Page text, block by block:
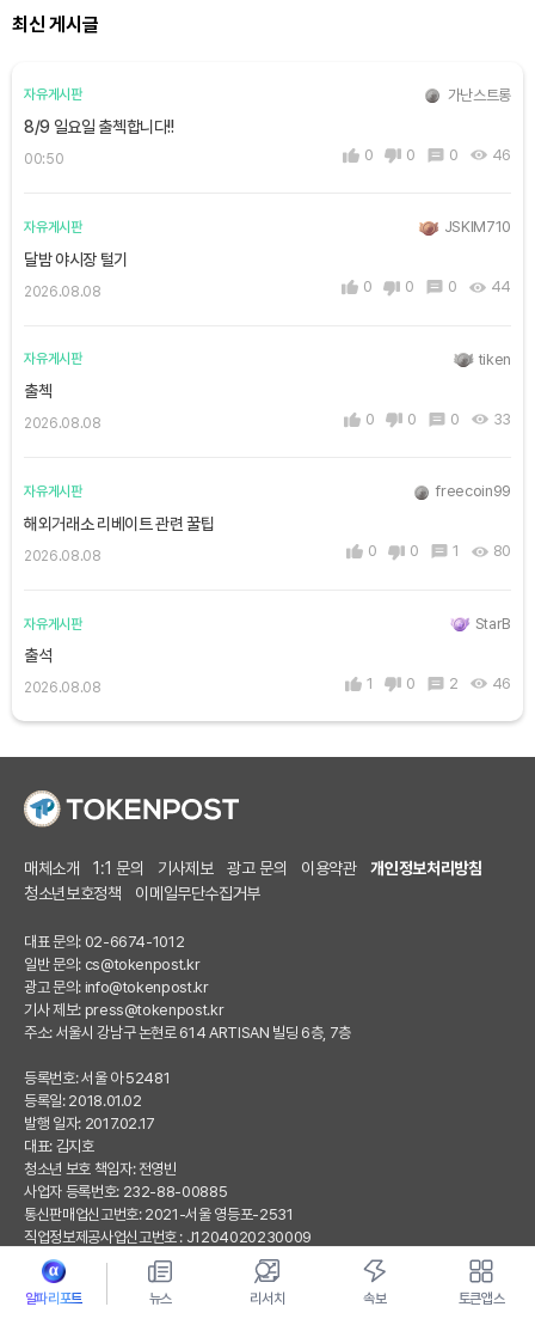
알파리포트 뉴스 리서치 속보 토큰앱스
최신 게시글
자유게시판 가난스트롱
8/9 일요일 출첵합니다!!
00:50 0 0 0 46
자유게시판 JSKIM710
달밤 야시장 털기
2026.08.08 0 0 0 44
자유게시판 tiken
출첵
2026.08.08 0 0 0 33
자유게시판 freecoin99
해외거래소 리베이트 관련 꿀팁
2026.08.08 0 0 1 80
자유게시판 StarB
출석
2026.08.08 1 0 2 46
매체소개 1:1 문의 기사제보 광고 문의 이용약관
개인정보처리방침
청소년보호정책
이메일무단수집거부
대표 문의: 02-6674-1012
일반 문의: cs@tokenpost.kr
광고 문의: info@tokenpost.kr
기사 제보: press@tokenpost.kr
주소: 서울시 강남구 논현로 614 ARTISAN 빌딩 6층, 7층
등록번호: 서울 아 52481
등록일: 2018.01.02
발행 일자: 2017.02.17
대표: 김지호
청소년 보호 책임자: 전영빈
사업자 등록번호: 232-88-00885
통신판매업신고번호: 2021-서울 영등포-2531
직업정보제공사업신고번호 : J1204020230009
토큰포스트(tokenpost)의 모든 컨텐츠는 저작권 법의 보호를 받는 바, 무단 전재, 복
사, 배포 등을 금합니다.